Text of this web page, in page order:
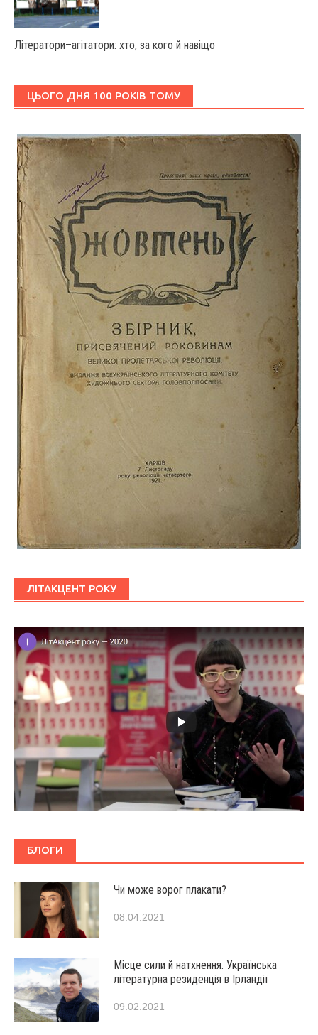
Літератори–агітатори: хто, за кого й навіщо
ЦЬОГО ДНЯ 100 РОКІВ ТОМУ
ЛІТАКЦЕНТ РОКУ
БЛОГИ
Чи може ворог плакати?
08.04.2021
Місце сили й натхнення. Українська
літературна резиденція в Ірландії
09.02.2021